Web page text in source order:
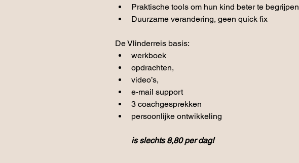
Praktische tools om hun kind beter te begrijpen
Duurzame verandering, geen quick fix
De Vlinderreis basis:
werkboek
opdrachten,
video’s,
e-mail support
3 coachgesprekken
persoonlijke ontwikkeling
is slechts 8,80 per dag!